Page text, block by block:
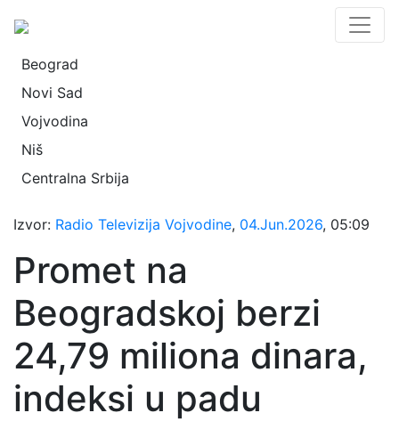
Beograd
Novi Sad
Vojvodina
Niš
Centralna Srbija
Izvor: Radio Televizija Vojvodine, 04.Jun.2026, 05:09
Promet na
Beogradskoj berzi
24,79 miliona dinara,
indeksi u padu